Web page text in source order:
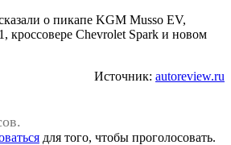
о пикапе KGM Musso EV,
кроссовере Chevrolet Spark и новом
Источник: autoreview.ru
для того, чтобы проголосовать.